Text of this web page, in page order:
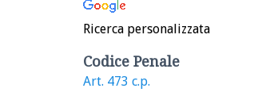
Ricerca personalizzata
Codice Penale
Art. 473 c.p.